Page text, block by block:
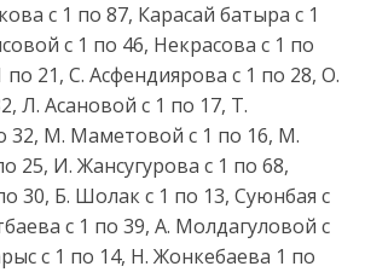
с 1 по 87, Карасай батыра с 1
с 1 по 46, Некрасова с 1 по
по 21, С. Асфендиярова с 1 по 28, О.
Л. Асановой с 1 по 17, Т.
32, М. Маметовой с 1 по 16, М.
25, И. Жансугурова с 1 по 68,
30, Б. Шолак с 1 по 13, Суюнбая с
с 1 по 39, А. Молдагуловой с
с 1 по 14, Н. Жонкебаева 1 по